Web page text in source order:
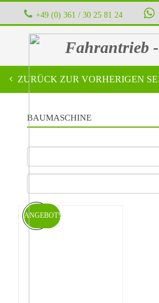
+49 (0) 361 / 30 25 81 24 ‭ ‭ ‭ ‭
Fahrantrieb
ZURÜCK ZUR VORHERIGEN
BAUMASCHINE
ANGEBOT!